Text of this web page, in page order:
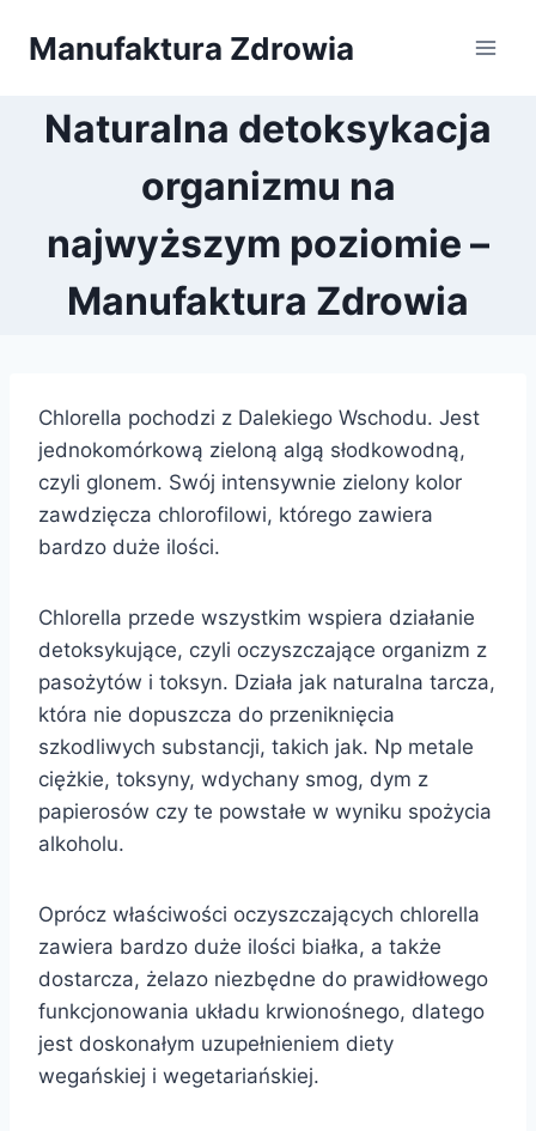
Manufaktura Zdrowia
Naturalna detoksykacja
organizmu na
najwyższym poziomie –
Manufaktura Zdrowia
Chlorella pochodzi z Dalekiego Wschodu. Jest
jednokomórkową zieloną algą słodkowodną,
czyli glonem. Swój intensywnie zielony kolor
zawdzięcza chlorofilowi, którego zawiera
bardzo duże ilości.
Chlorella przede wszystkim wspiera działanie
detoksykujące, czyli oczyszczające organizm z
pasożytów i toksyn. Działa jak naturalna tarcza,
która nie dopuszcza do przeniknięcia
szkodliwych substancji, takich jak. Np metale
ciężkie, toksyny, wdychany smog, dym z
papierosów czy te powstałe w wyniku spożycia
alkoholu.
Oprócz właściwości oczyszczających chlorella
zawiera bardzo duże ilości białka, a także
dostarcza, żelazo niezbędne do prawidłowego
funkcjonowania układu krwionośnego, dlatego
jest doskonałym uzupełnieniem diety
wegańskiej i wegetariańskiej.